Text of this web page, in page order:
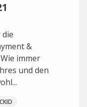
&
immer
und den